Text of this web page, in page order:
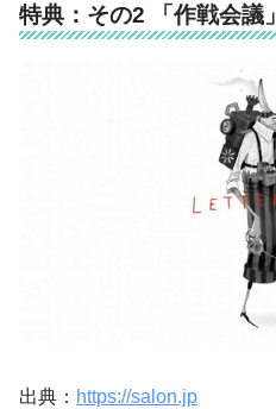
特典：その2 「作戦会議」
出典： https://salon.jp